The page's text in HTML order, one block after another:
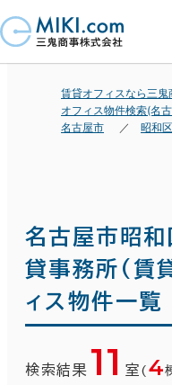
賃貸オフィスなら三鬼
オフィス物件検索(名
名古屋市
昭和区
名古屋市昭和
貸事務所(賃
ィス物件一覧
検索結果 11 室 ( 4